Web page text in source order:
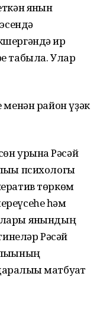
янғын
ир
табыла. Улар
район үҙәк
урынға Рәсәй
психологы
төркөм
һәм
янғындың
Рәсәй
матбуғат